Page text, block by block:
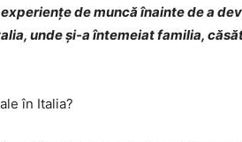
de muncă înainte de a
unde și-a întemeiat familia,
în Italia?